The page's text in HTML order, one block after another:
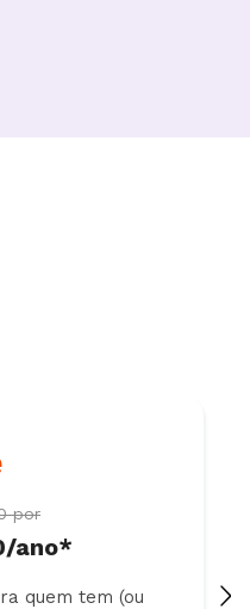
por
ano*
quem tem (ou